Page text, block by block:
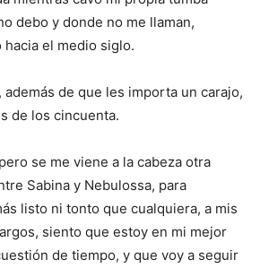
debo y donde no me llaman,
el medio siglo.
además de que les importa un carajo,
de los cincuenta.
se me viene a la cabeza otra
Sabina y Nebulossa, para
listo ni tonto que cualquiera, a mis
siento que estoy en mi mejor
de tiempo, y que voy a seguir